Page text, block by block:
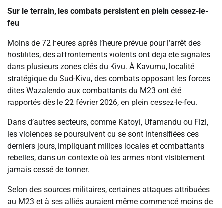
Sur le terrain, les combats persistent en plein cessez-le-
feu
Moins de 72 heures après l’heure prévue pour l’arrêt des
hostilités, des affrontements violents ont déjà été signalés
dans plusieurs zones clés du Kivu. À Kavumu, localité
stratégique du Sud-Kivu, des combats opposant les forces
dites Wazalendo aux combattants du M23 ont été
rapportés dès le 22 février 2026, en plein cessez-le-feu.
Dans d’autres secteurs, comme Katoyi, Ufamandu ou Fizi,
les violences se poursuivent ou se sont intensifiées ces
derniers jours, impliquant milices locales et combattants
rebelles, dans un contexte où les armes n’ont visiblement
jamais cessé de tonner.
Selon des sources militaires, certaines attaques attribuées
au M23 et à ses alliés auraient même commencé moins de